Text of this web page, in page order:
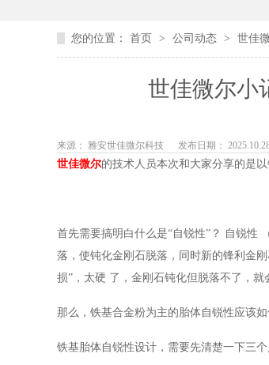
您的位置： 首页 > 公司动态 > 世佳
世佳微尔小
来源： 雅安世佳微尔科技 发布日期：
世佳微尔的技术人员本次和大家分享的是
首先需要搞明白什么是“自锐性” ？ 自锐性
落，使钝化金刚石脱落，同时新的锋利金
损” ， 太硬 了， 金刚石钝化但脱落不了 ， 就
那么，铁基合金粉为主的胎体自锐性应该如
铁基胎体自锐性设计， 需要先清楚一下三个